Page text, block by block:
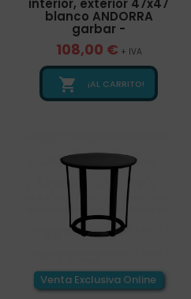
interior, exterior 47x47
blanco ANDORRA
garbar -
108,00 € + IVA
 ¡AL CARRITO!
Venta Exclusiva Online